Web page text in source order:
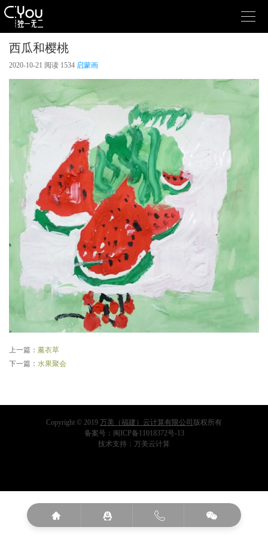

西瓜和樱桃
2020-10-21 阅读 1534 启蒙画
上一篇： 薰衣草
下一篇： 水果聚会
   
Copyright © 2019 万美（福建）云计算有限公司 版权所有
备案号： 闽ICP备11018372号-13
技术支持： 万美云计算